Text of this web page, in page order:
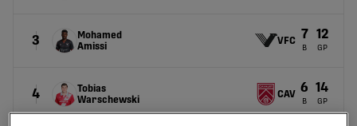
3
Mohamed
Amissi
VFC 7
B
12
GP
4
Tobias
Warschewski
CAV 6
B
14
GP